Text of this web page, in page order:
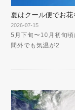
夏はクール便でお
2026-07-15
5月下旬〜10月初旬
間外でも気温が2